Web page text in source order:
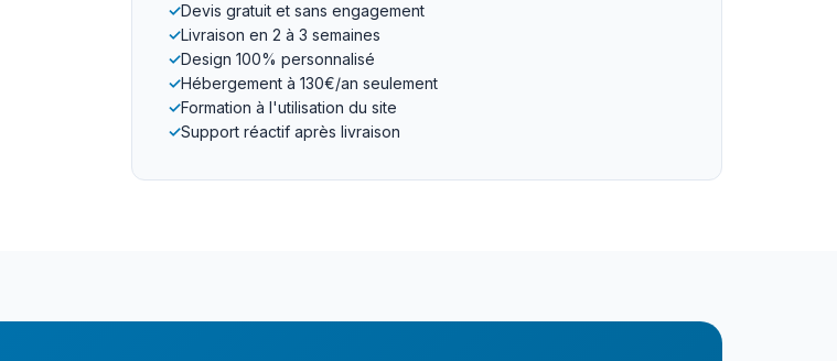
✓Devis gratuit et sans engagement
✓Livraison en 2 à 3 semaines
✓Design 100% personnalisé
✓Hébergement à 130€/an seulement
✓Formation à l'utilisation du site
✓Support réactif après livraison